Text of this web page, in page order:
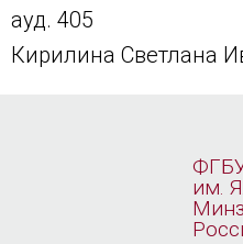
ауд. 405
Кирилина Светлана
им.